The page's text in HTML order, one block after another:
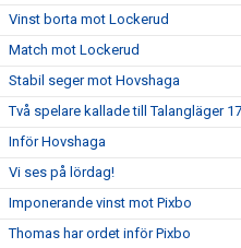
Vinst borta mot Lockerud
Match mot Lockerud
Stabil seger mot Hovshaga
Två spelare kallade till Talangläger 17
Inför Hovshaga
Vi ses på lördag!
Imponerande vinst mot Pixbo
Thomas har ordet inför Pixbo